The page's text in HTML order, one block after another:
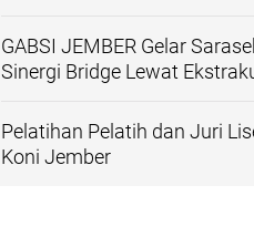
GABSI JEMBER Gelar
Sinergi Bridge Lewat
Pelatihan Pelatih dan Juri
Koni Jember